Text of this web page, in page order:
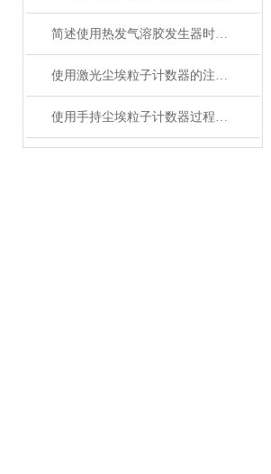
简述使用热发气溶胶发生器时应注意的事项
使用激光尘埃粒子计数器的注意事项
使用手持尘埃粒子计数器过程中应注意的事项分享